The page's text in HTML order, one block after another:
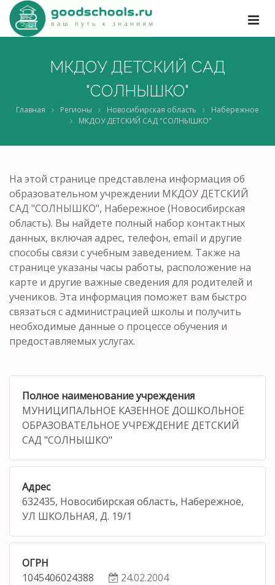
МКДОУ ДЕТСКИЙ САД
"СОЛНЫШКО"
Главная Регионы Новосибирская область
Набережное
МКДОУ ДЕТСКИЙ САД "СОЛНЫШКО"
На этой странице представлена информация об
образовательном учреждении МКДОУ ДЕТСКИЙ
САД "СОЛНЫШКО", Набережное (Новосибирская
область). Вы найдете полный набор контактных
данных, включая адрес, телефон, email и другие
способы связи с учебным заведением. Также на
странице указаны часы работы, расположение на
карте и другие важные сведения для родителей и
учеников. Эта информация поможет вам быстро
связаться с администрацией школы и получить
необходимые данные о процессе обучения и
предоставляемых услугах.
Полное наименование учреждения
МУНИЦИПАЛЬНОЕ КАЗЕННОЕ ДОШКОЛЬНОЕ
ОБРАЗОВАТЕЛЬНОЕ УЧРЕЖДЕНИЕ ДЕТСКИЙ
САД "СОЛНЫШКО"
Адрес
632435, Новосибирская область, Набережное,
УЛ ШКОЛЬНАЯ, Д. 19/1
ОГРН
1045406024388
24.02.2004